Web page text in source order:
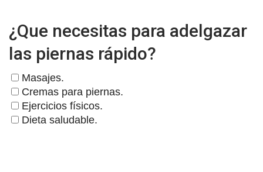
¿Que necesitas para adelgazar
las piernas rápido?
Masajes.
Cremas para piernas.
Ejercicios físicos.
Dieta saludable.